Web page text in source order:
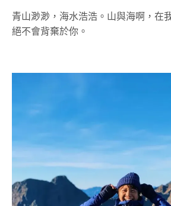
青山渺渺，海水浩浩。山與海啊，在
絕不會背棄於你。